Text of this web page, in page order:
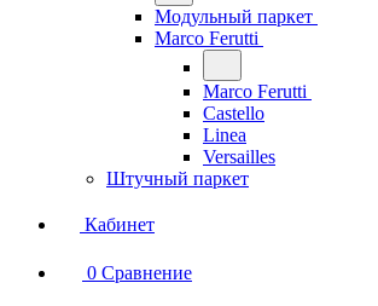
Модульный паркет
Marco Ferutti
Marco Ferutti
Castello
Linea
Versailles
Штучный паркет
Кабинет
0 Сравнение